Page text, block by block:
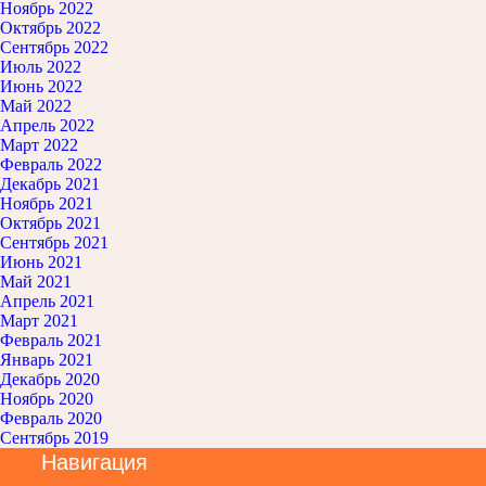
Ноябрь 2022
Октябрь 2022
Сентябрь 2022
Июль 2022
Июнь 2022
Май 2022
Апрель 2022
Март 2022
Февраль 2022
Декабрь 2021
Ноябрь 2021
Октябрь 2021
Сентябрь 2021
Июнь 2021
Май 2021
Апрель 2021
Март 2021
Февраль 2021
Январь 2021
Декабрь 2020
Ноябрь 2020
Февраль 2020
Сентябрь 2019
Навигация